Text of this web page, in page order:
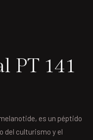
PT 141
es un péptido
del culturismo y el